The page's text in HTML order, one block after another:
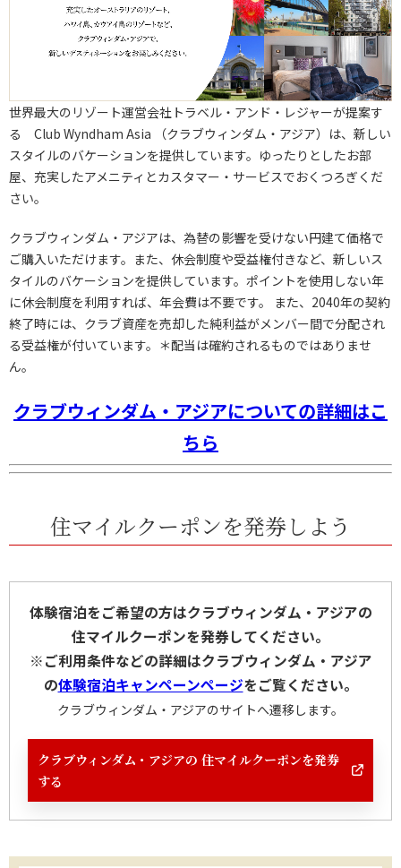
世界最大のリゾート運営会社トラベル・アンド・レジャーが提案す
る Club Wyndham Asia （クラブウィンダム・アジア）は、新しい
スタイルのバケーションを提供しています。ゆったりとしたお部
屋、充実したアメニティとカスタマー・サービスでおくつろぎくだ
さい。
クラブウィンダム・アジアは、為替の影響を受けない円建て価格で
ご購入いただけます。また、休会制度や受益権付きなど、新しいス
タイルのバケーションを提供しています。ポイントを使用しない年
に休会制度を利用すれば、年会費は不要です。 また、2040年の契約
終了時には、クラブ資産を売却した純利益がメンバー間で分配され
る受益権が付いています。＊配当は確約されるものではありませ
ん。
クラブウィンダム・アジアについての詳細はこ
ちら
住マイルクーポンを発券しよう
体験宿泊をご希望の方はクラブウィンダム・アジアの
住マイルクーポンを発券してください。
※ご利用条件などの詳細はクラブウィンダム・アジア
の体験宿泊キャンペーンページをご覧ください。
クラブウィンダム・アジアのサイトへ遷移します。
クラブウィンダム・アジアの 住マイルクーポンを発券
する